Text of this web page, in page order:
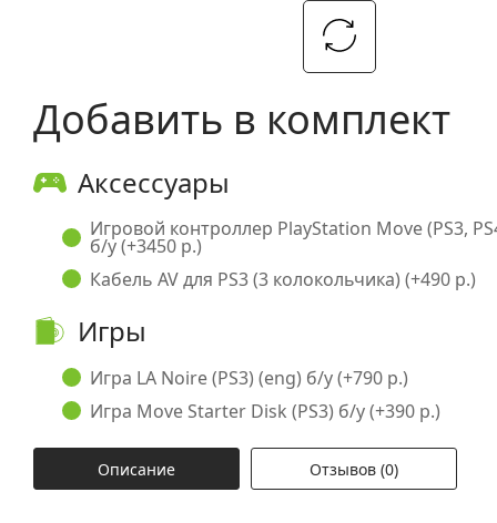
Добавить в комплект
Аксессуары
Игровой контроллер PlayStation Move (PS3,
б/у (+3450 р.)
Кабель AV для PS3 (3 колокольчика) (+490 р.)
Игры
Игра LA Noire (PS3) (eng) б/у (+790 р.)
Игра Move Starter Disk (PS3) б/у (+390 р.)
Описание Отзывов (0)